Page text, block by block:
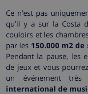
Ce n'est pas
qu’il y a sur la Costa
couloirs et les
par les 150.000 m2
Pendant la pause, les
de jeux et vous
un événement
international de